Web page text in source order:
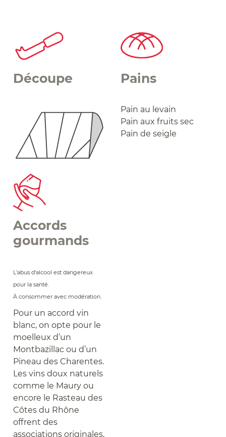
Découpe Pains
Pain au levain
Pain aux fruits sec
Pain de seigle
Accords
gourmands
L’abus d’alcool est dangereux
pour la santé.
À consommer avec modération.
Pour un accord vin
blanc, on opte pour le
moelleux d’un
Montbazillac ou d’un
Pineau des Charentes.
Les vins doux naturels
comme le Maury ou
encore le Rasteau des
Côtes du Rhône
offrent des
associations originales.